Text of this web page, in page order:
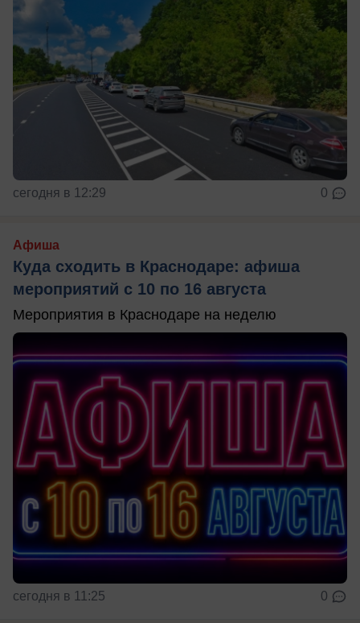
сегодня в 12:29 0
Афиша
Куда сходить в Краснодаре: афиша
мероприятий с 10 по 16 августа
Мероприятия в Краснодаре на неделю
сегодня в 11:25 0